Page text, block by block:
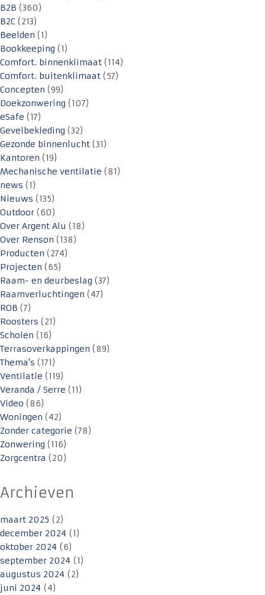
B2B (360)
B2C (213)
Beelden (1)
Bookkeeping (1)
Comfort. binnenklimaat (114)
Comfort. buitenklimaat (57)
Concepten (99)
Doekzonwering (107)
eSafe (17)
Gevelbekleding (32)
Gezonde binnenlucht (31)
Kantoren (19)
Mechanische ventilatie (81)
news (1)
Nieuws (135)
Outdoor (60)
Over Argent Alu (18)
Over Renson (138)
Producten (274)
Projecten (65)
Raam- en deurbeslag (37)
Raamverluchtingen (47)
ROB (7)
Roosters (21)
Scholen (16)
Terrasoverkappingen (89)
Thema's (171)
Ventilatie (119)
Veranda / Serre (11)
Video (86)
Woningen (42)
Zonder categorie (78)
Zonwering (116)
Zorgcentra (20)
Archieven
maart 2025 (2)
december 2024 (1)
oktober 2024 (6)
september 2024 (1)
augustus 2024 (2)
juni 2024 (4)